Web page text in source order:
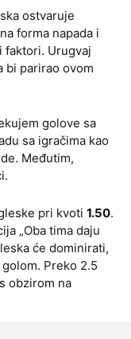
ostvaruje
forma napada i
faktori. Urugvaj
bi parirao ovom
golove sa
sa igračima kao
Međutim,
pri kvoti 1.50.
„Oba tima daju
će dominirati,
Preko 2.5
obzirom na